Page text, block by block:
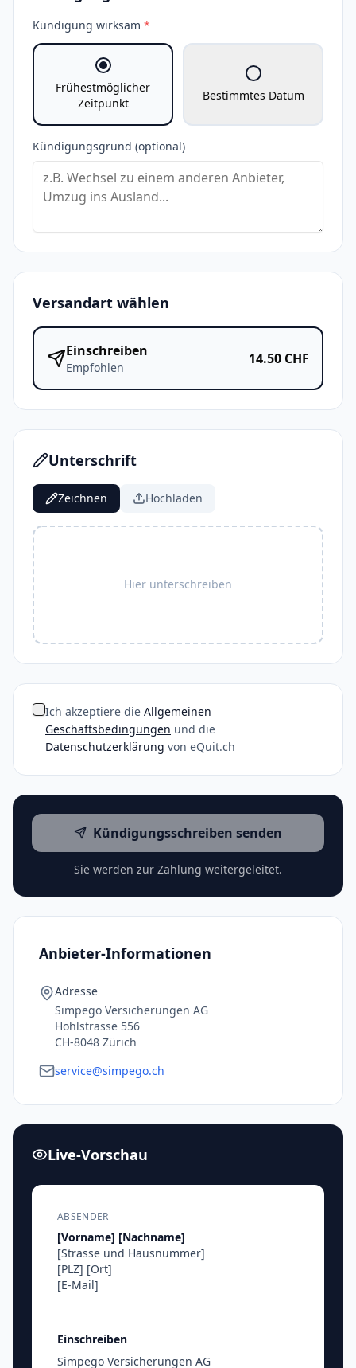
Kündigung wirksam *
Frühestmöglicher
Zeitpunkt
Bestimmtes Datum
Kündigungsgrund (optional)
Versandart wählen
Einschreiben
Empfohlen
14.50 CHF
Unterschrift
Zeichnen Hochladen
Hier unterschreiben
Ich akzeptiere die Allgemeinen
Geschäftsbedingungen und die
Datenschutzerklärung von eQuit.ch
Kündigungsschreiben senden
Sie werden zur Zahlung weitergeleitet.
Anbieter-Informationen
Adresse
Simpego Versicherungen AG
Hohlstrasse 556
CH-8048 Zürich
service@simpego.ch
Live-Vorschau
ABSENDER
[Vorname] [Nachname]
[Strasse und Hausnummer]
[PLZ] [Ort]
[E-Mail]
Einschreiben
Simpego Versicherungen AG